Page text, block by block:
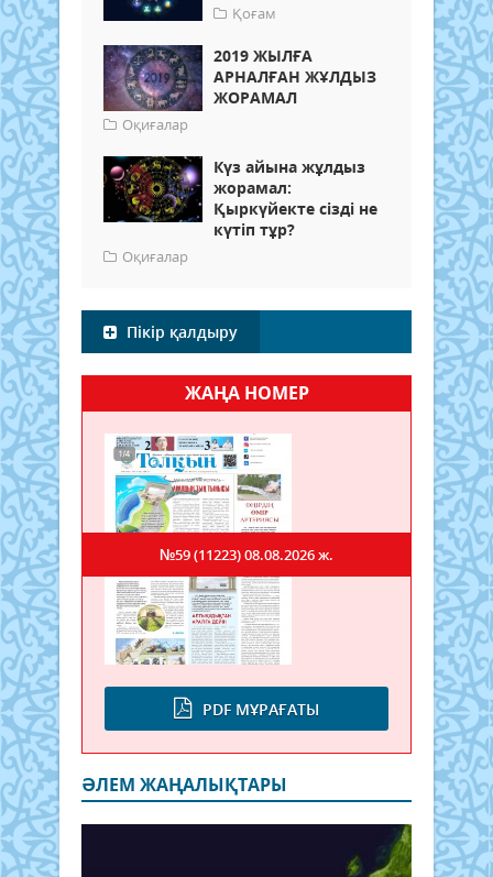
Қоғам
2019 ЖЫЛҒА
АРНАЛҒАН ЖҰЛДЫЗ
ЖОРАМАЛ
Оқиғалар
Күз айына жұлдыз
жорамал:
Қыркүйекте сізді не
күтіп тұр?
Оқиғалар
Пікір қалдыру
ЖАҢА НОМЕР
PDF МҰРАҒАТЫ
№59 (11223)08.08.2026 ж.
ӘЛЕМ ЖАҢАЛЫҚТАРЫ